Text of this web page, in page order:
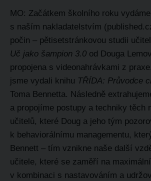
MO: Začátkem školního roku
s naším nakladatelstvím
počin – pětisetstránkovou studii
Uč jako šampion 3.0 od Douga
propojena s videonahrávkami z
jsme vydali knihu TŘÍDA: Průvodce
Toma Bennetta. Následně
a propojíme postupy a techniky těch
učitelů, které Doug a jeho tým
k behaviorálnímu managementu,
Bennett – tím vznikne naše další
učitele, které se zaměří na
v kombinaci s nastavováním a